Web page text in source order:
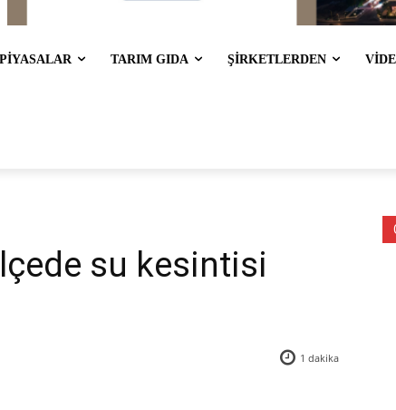
PİYASALAR TARIM GIDA ŞİRKETLERDEN
su kesintisi
1 dakika